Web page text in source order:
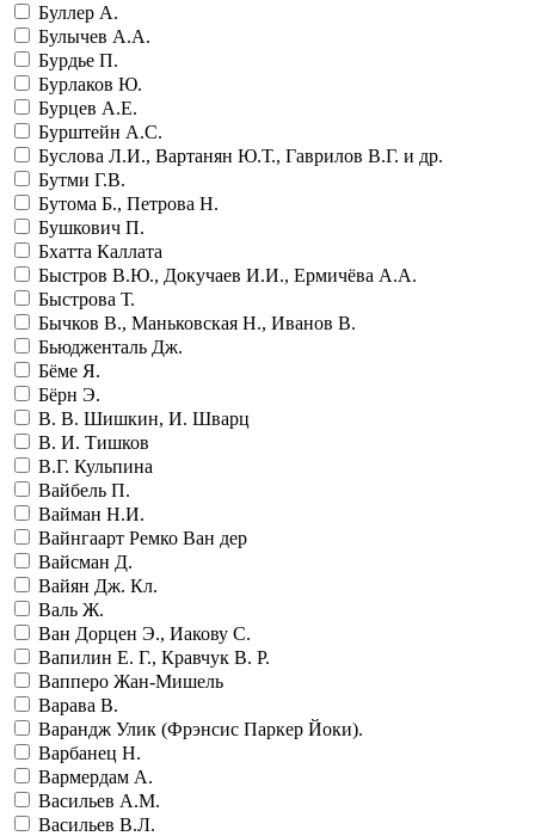
Буллер А.
Булычев А.А.
Бурдье П.
Бурлаков Ю.
Бурцев А.Е.
Бурштейн А.С.
Буслова Л.И., Вартанян Ю.Т., Гаврилов В.Г. и др.
Бутми Г.В.
Бутома Б., Петрова Н.
Бушкович П.
Бхатта Каллата
Быстров В.Ю., Докучаев И.И., Ермичёва А.А.
Быстрова Т.
Бычков В., Маньковская Н., Иванов В.
Бьюдженталь Дж.
Бёме Я.
Бёрн Э.
В. В. Шишкин, И. Шварц
В. И. Тишков
В.Г. Кульпина
Вайбель П.
Вайман Н.И.
Вайнгаарт Ремко Ван дер
Вайсман Д.
Вайян Дж. Кл.
Валь Ж.
Ван Дорцен Э., Иакову С.
Вапилин Е. Г., Кравчук В. Р.
Вапперо Жан-Мишель
Варава В.
Варандж Улик (Фрэнсис Паркер Йоки).
Варбанец Н.
Вармердам А.
Васильев А.М.
Васильев В.Л.